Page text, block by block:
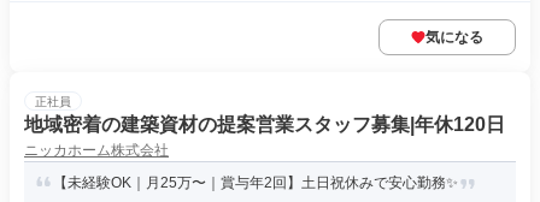
気になる
正社員
地域密着の建築資材の提案営業スタッフ募集|年休120日
ニッカホーム株式会社
【未経験OK｜月25万〜｜賞与年2回】土日祝休みで安心勤務✨